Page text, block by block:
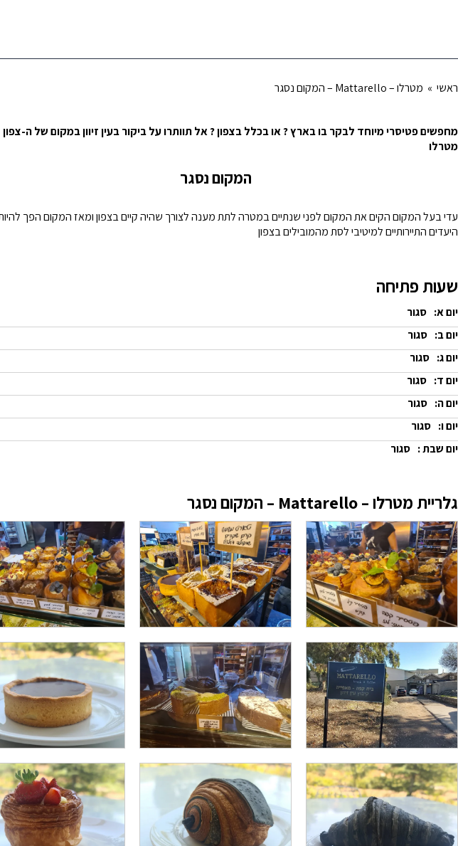
ראשי » מטרלו – Mattarello – המקום נסגר
מחפשים פטיסרי מיוחד לבקר בו בארץ ? או בכלל בצפון ? אל תוותרו על ביקור בעין זיוון במקום של ה-צפון
מטרלו
המקום נסגר
עדי בעל המקום הקים את המקום לפני שנתיים במטרה לתת מענה לצורך שהיה קיים בצפון ומאז המקום הפך
היעדים התיירותיים למיטיבי לסת מהמובילים בצפון
שעות פתיחה
יום א: סגור
יום ב: סגור
יום ג: סגור
יום ד: סגור
יום ה: סגור
יום ו: סגור
יום שבת : סגור
גלריית מטרלו – Mattarello – המקום נסגר